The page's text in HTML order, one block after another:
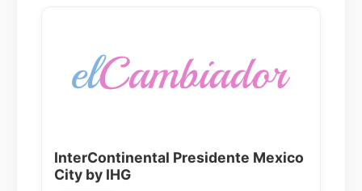
InterContinental Presidente Mexico
City by IHG